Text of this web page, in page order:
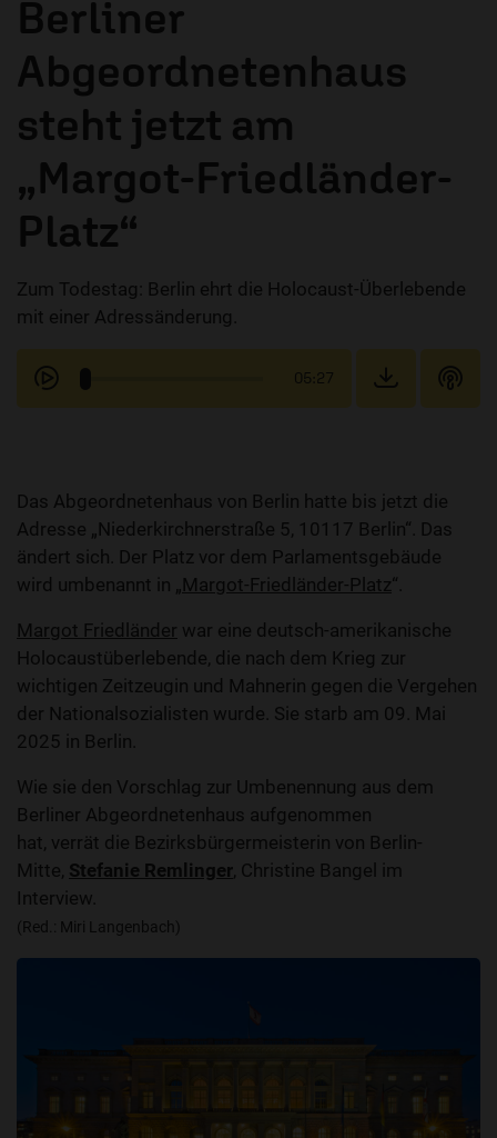
Berliner
Abgeordnetenhaus
steht jetzt am
„Margot-Friedländer-
Platz“
Zum Todestag: Berlin ehrt die Holocaust-Überlebende
mit einer Adressänderung.
05:27
Das Abgeordnetenhaus von Berlin hatte bis jetzt die
Adresse „Niederkirchnerstraße 5, 10117 Berlin“. Das
ändert sich. Der Platz vor dem Parlamentsgebäude
wird umbenannt in „Margot-Friedländer-Platz“.
Margot Friedländer war eine deutsch-amerikanische
Holocaustüberlebende, die nach dem Krieg zur
wichtigen Zeitzeugin und Mahnerin gegen die Vergehen
der Nationalsozialisten wurde. Sie starb am 09. Mai
2025 in Berlin.
Wie sie den Vorschlag zur Umbenennung aus dem
Berliner Abgeordnetenhaus aufgenommen
hat, verrät die Bezirksbürgermeisterin von Berlin-
Mitte, Stefanie Remlinger, Christine Bangel im
Interview.
(Red.: Miri Langenbach)